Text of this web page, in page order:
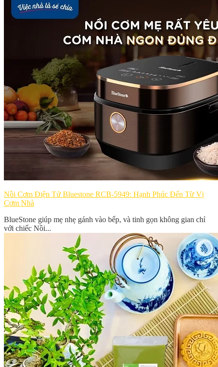
Chưa có sản phẩm trong giỏ hàng.
Giỏ hàng
Chưa có sản phẩm trong giỏ hàng.
Nồi Cơm Điện Tử Bluestone RCB-5949: Hạnh Phúc Đến Từ Vị
Cơm Nhà
BlueStone giúp mẹ nhẹ gánh vào bếp, và tinh gọn không gian chỉ
với chiếc Nồi...